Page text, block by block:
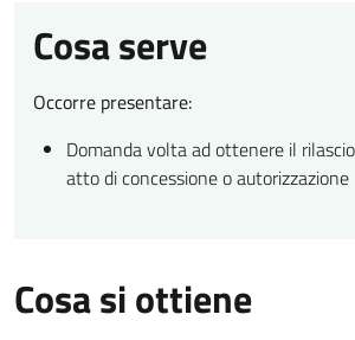
Cosa serve
Occorre presentare:
Domanda volta ad ottenere il
atto di concessione o autorizzazione
Cosa si ottiene